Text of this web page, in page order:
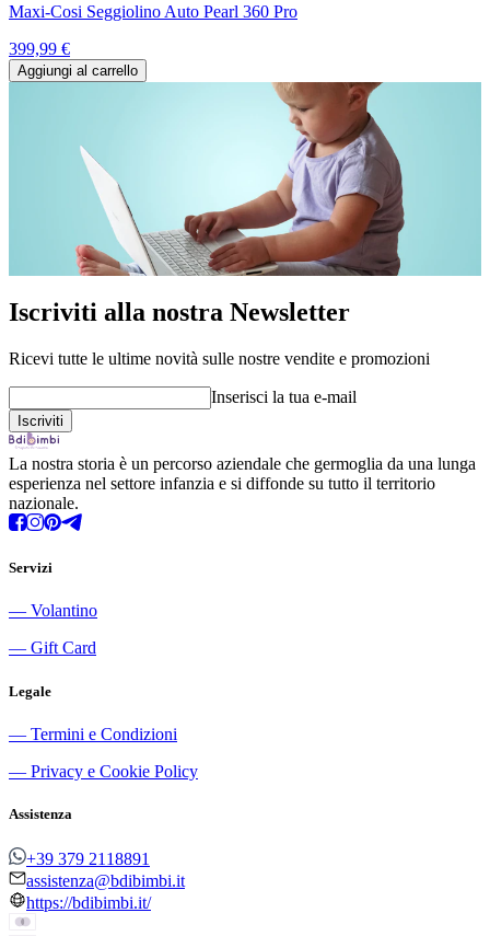
Maxi-Cosi Seggiolino Auto Pearl 360 Pro
399,99 €
Aggiungi al carrello
Iscriviti alla nostra Newsletter
Ricevi tutte le ultime novità sulle nostre vendite e promozioni
Inserisci la tua e-mail
La nostra storia è un percorso aziendale che germoglia da una lunga
esperienza nel settore infanzia e si diffonde su tutto il territorio
nazionale.
Servizi
― Volantino
― Gift Card
Legale
― Termini e Condizioni
― Privacy e Cookie Policy
Assistenza
+39 379 2118891
assistenza@bdibimbi.it
https://bdibimbi.it/